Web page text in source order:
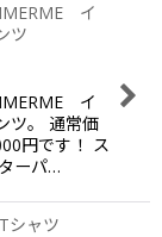
イ
ツ
イ
ツ。 通常価
円です！ ス
ーパ…
シャツ